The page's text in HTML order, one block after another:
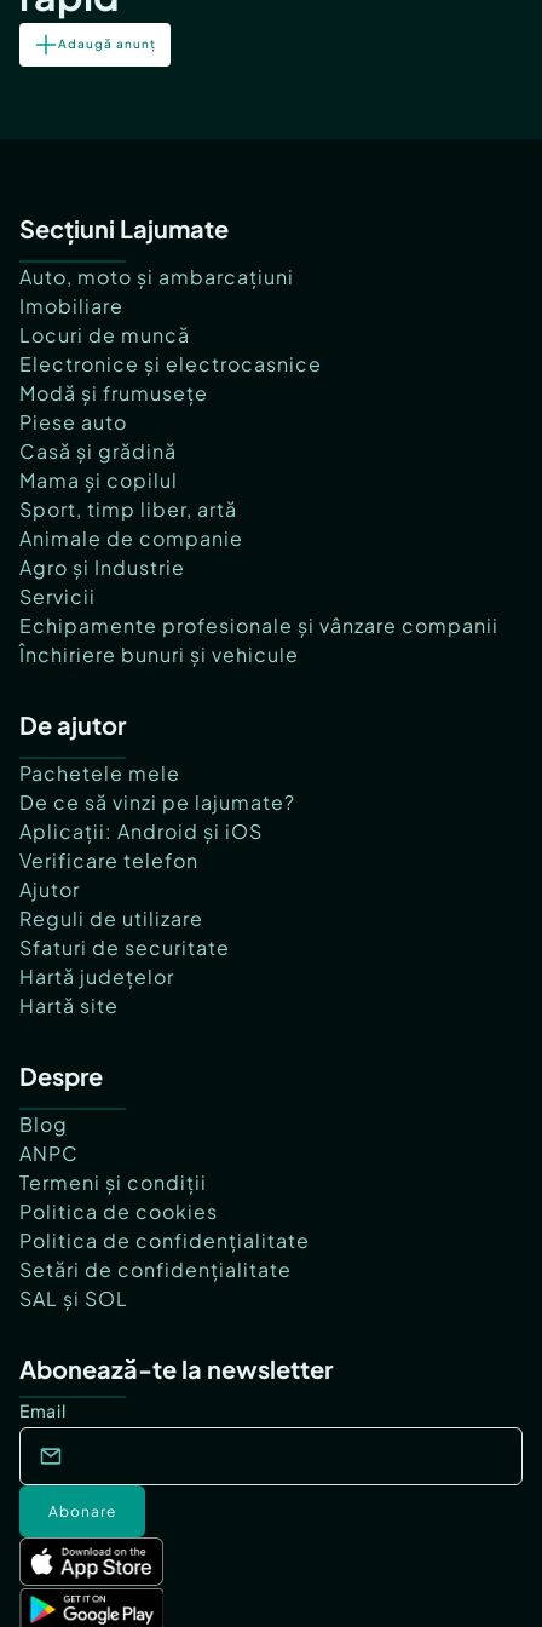
Adaugă anunț
Secțiuni Lajumate
Auto, moto și ambarcațiuni
Imobiliare
Locuri de muncă
Electronice și electrocasnice
Modă și frumusețe
Piese auto
Casă și grădină
Mama și copilul
Sport, timp liber, artă
Animale de companie
Agro și Industrie
Servicii
Echipamente profesionale și vânzare companii
Închiriere bunuri și vehicule
De ajutor
Pachetele mele
De ce să vinzi pe lajumate?
Aplicații: Android și iOS
Verificare telefon
Ajutor
Reguli de utilizare
Sfaturi de securitate
Hartă județelor
Hartă site
Despre
Blog
ANPC
Termeni și condiții
Politica de cookies
Politica de confidențialitate
Setări de confidențialitate
SAL și SOL
Abonează-te la newsletter
Email
Abonare